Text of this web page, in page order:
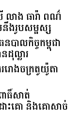
ាង ធារ៉ា ពណ៌
ងរូបសម្ផស្ស
ាលកិច្ច​កម្ពុជា​
ល្លារ​
រោងចក្រ​តូយ៉ូតា
ធិ៍សាត់
ះគោ និងគោសាច់